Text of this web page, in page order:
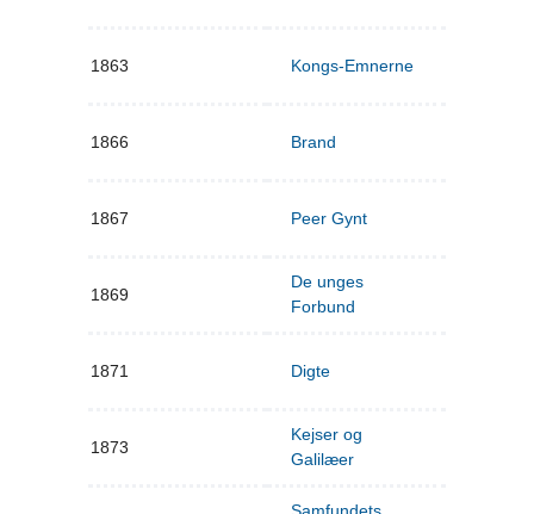
1863 Kongs-Emnerne
1866 Brand
1867 Peer Gynt
1869
De unges
Forbund
1871 Digte
1873
Kejser og
Galilæer
Samfundets